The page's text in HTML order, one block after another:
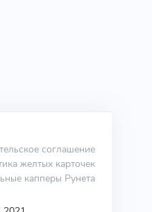
соглашение
желтых карточек
капперы Рунета